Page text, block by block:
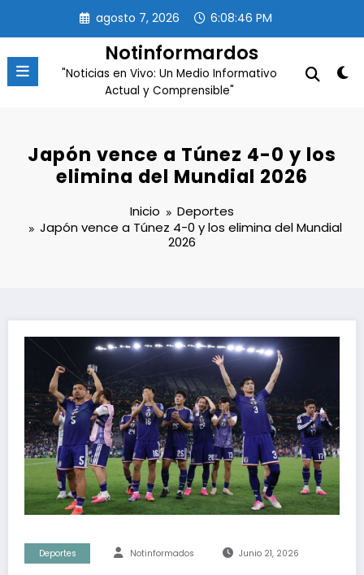
contenido
agosto 7, 2026 6:08:46 PM
Notinformardos
"Noticias en Vivo: Un Medio Informativo
Actual y Comprensible"
Japón vence a Túnez 4-0 y los
elimina del Mundial 2026
Inicio
Deportes
Japón vence a Túnez 4-0 y los elimina del Mundial
2026
Deportes Notinformados Junio 21, 2026